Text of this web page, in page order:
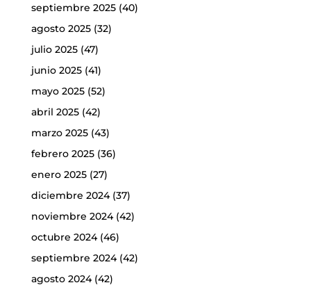
septiembre 2025(40)
agosto 2025(32)
julio 2025(47)
junio 2025(41)
mayo 2025(52)
abril 2025(42)
marzo 2025(43)
febrero 2025(36)
enero 2025(27)
diciembre 2024(37)
noviembre 2024(42)
octubre 2024(46)
septiembre 2024(42)
agosto 2024(42)